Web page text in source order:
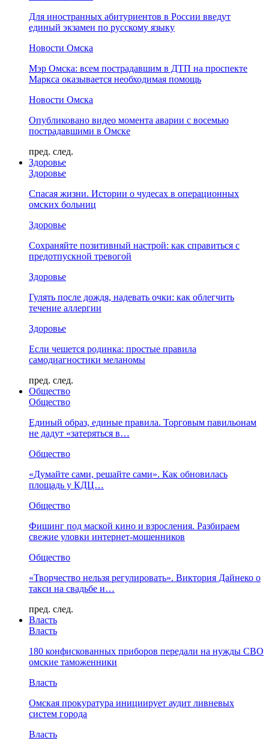
Для иностранных абитуриентов в России введут
единый экзамен по русскому языку
Новости Омска
Мэр Омска: всем пострадавшим в ДТП на проспекте
Маркса оказывается необходимая помощь
Новости Омска
Опубликовано видео момента аварии с восемью
пострадавшими в Омске
пред. след.
Здоровье
Здоровье
Спасая жизни. Истории о чудесах в операционных
омских больниц
Здоровье
Сохраняйте позитивный настрой: как справиться с
предотпускной тревогой
Здоровье
Гулять после дождя, надевать очки: как облегчить
течение аллергии
Здоровье
Если чешется родинка: простые правила
самодиагностики меланомы
пред. след.
Общество
Общество
Единый образ, единые правила. Торговым павильонам
не дадут «затеряться в…
Общество
«Думайте сами, решайте сами». Как обновилась
площадь у КДЦ…
Общество
Фишинг под маской кино и взросления. Разбираем
свежие уловки интернет-мошенников
Общество
«Творчество нельзя регулировать». Виктория Дайнеко о
такси на свадьбе и…
пред. след.
Власть
Власть
180 конфискованных приборов передали на нужды СВО
омские таможенники
Власть
Омская прокуратура инициирует аудит ливневых
систем города
Власть